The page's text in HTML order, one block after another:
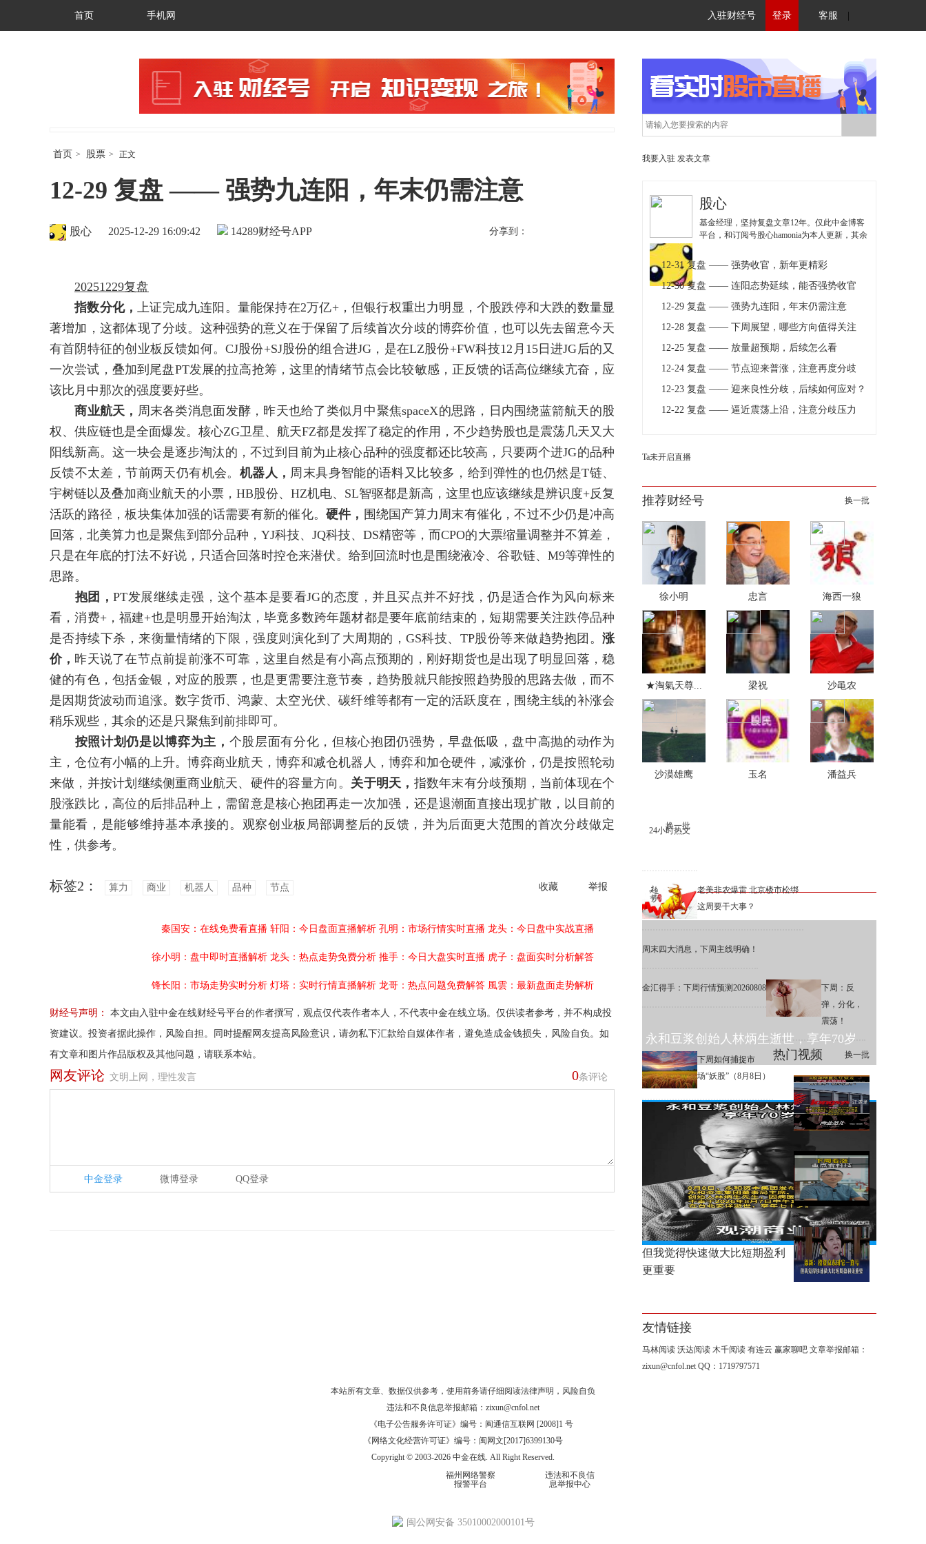
首页 手机网 入驻财经号 登录 客服
首页 > 股票 > 正文
12-29 复盘 —— 强势九连阳，年末仍需注意
财经号APP
股心 2025-12-29 16:09:42 14289 分享到：
20251229复盘
指数分化，上证完成九连阳。量能保持在2万亿+，但银行权重出力明显，个股跌停和大跌的数量显
著增加，这都体现了分歧。这种强势的意义在于保留了后续首次分歧的博弈价值，也可以先去留意今天
有首阴特征的创业板反馈如何。CJ股份+SJ股份的组合进JG，是在LZ股份+FW科技12月15日进JG后的又
一次尝试，叠加到尾盘PT发展的拉高抢筹，这里的情绪节点会比较敏感，正反馈的话高位继续亢奋，应
该比月中那次的强度要好些。
商业航天， 周末各类消息面发酵，昨天也给了类似月中聚焦spaceX的思路，日内围绕蓝箭航天的股
权、供应链也是全面爆发。核心ZG卫星、航天FZ都是发挥了稳定的作用，不少趋势股也是震荡几天又大
阳线新高。这一块会是逐步淘汰的，不过到目前为止核心品种的强度都还比较高，只要两个进JG的品种
反馈不太差，节前两天仍有机会。 机器人， 周末具身智能的语料又比较多，给到弹性的也仍然是T链、
宇树链以及叠加商业航天的小票，HB股份、HZ机电、SL智驱都是新高，这里也应该继续是辨识度+反复
活跃的路径，板块集体加强的话需要有新的催化。 硬件， 围绕国产算力周末有催化，不过不少仍是冲高
回落，北美算力也是聚焦到部分品种，YJ科技、JQ科技、DS精密等，而CPO的大票缩量调整并不算差，
只是在年底的打法不好说，只适合回落时控仓来潜伏。给到回流时也是围绕液冷、谷歌链、M9等弹性的
思路。
抱团，PT发展继续走强，这个基本是要看JG的态度，并且买点并不好找，仍是适合作为风向标来
看，消费+，福建+也是明显开始淘汰，毕竟多数跨年题材都是要年底前结束的，短期需要关注跌停品种
是否持续下杀，来衡量情绪的下限，强度则演化到了大周期的，GS科技、TP股份等来做趋势抱团。 涨
价， 昨天说了在节点前提前涨不可靠，这里自然是有小高点预期的，刚好期货也是出现了明显回落，稳
健的有色，包括金银，对应的股票，也是更需要注意节奏，趋势股就只能按照趋势股的思路去做，而不
是因期货波动而追涨。数字货币、鸿蒙、太空光伏、碳纤维等都有一定的活跃度在，围绕主线的补涨会
稍乐观些，其余的还是只聚焦到前排即可。
按照计划仍是以博弈为主， 个股层面有分化，但核心抱团仍强势，早盘低吸，盘中高抛的动作为
主，仓位有小幅的上升。博弈商业航天，博弈和减仓机器人，博弈和加仓硬件，减涨价，仍是按照轮动
来做，并按计划继续侧重商业航天、硬件的容量方向。 关于明天， 指数年末有分歧预期，当前体现在个
股涨跌比，高位的后排品种上，需留意是核心抱团再走一次加强，还是退潮面直接出现扩散，以目前的
量能看，是能够维持基本承接的。观察创业板局部调整后的反馈，并为后面更大范围的首次分歧做定
性，供参考。
收藏 举报
标签2： 算力 商业 机器人 品种 节点
秦国安：在线免费看直播 轩阳：今日盘面直播解析 孔明：市场行情实时直播 龙头：今日盘中实战直播
徐小明：盘中即时直播解析 龙头：热点走势免费分析 推手：今日大盘实时直播 虎子：盘面实时分析解答
锋长阳：市场走势实时分析 灯塔：实时行情直播解析 龙哥：热点问题免费解答 風雲：最新盘面走势解析
财经号声明：
本文由入驻中金在线财经号平台的作者撰写，观点仅代表作者本人，不代表中金在线立场。仅供读者参考，并不构成投
资建议。投资者据此操作，风险自担。同时提醒网友提高风险意识，请勿私下汇款给自媒体作者，避免造成金钱损失，风险自负。如
有文章和图片作品版权及其他问题，请联系本站。
0条评论
网友评论 文明上网，理性发言
中金登录 微博登录 QQ登录
我要入驻 发表文章
股心
基金经理，坚持复盘文章12年。仅此中金博客
平台，和订阅号股心hamonia为本人更新，其余
12-31 复盘 —— 强势收官，新年更精彩
12-30 复盘 —— 连阳态势延续，能否强势收官
12-29 复盘 —— 强势九连阳，年末仍需注意
12-28 复盘 —— 下周展望，哪些方向值得关注
12-25 复盘 —— 放量超预期，后续怎么看
12-24 复盘 —— 节点迎来普涨，注意再度分歧
12-23 复盘 —— 迎来良性分歧，后续如何应对？
12-22 复盘 —— 逼近震荡上沿，注意分歧压力
Ta未开启直播
推荐财经号 换一批
徐小明 忠言 海西一狼
★淘氣天尊... 梁祝 沙黾农
沙漠雄鹰 玉名 潘益兵
24小时热文
换一批
老美非农爆雷 北京楼市松绑
这周要干大事？
周末四大消息，下周主线明确！
金汇得手：下周行情预测20260808
下周：反
弹，分化，
震荡！
下周如何捕捉市
场“妖股”（8月8日）
热门视频 换一批
永和豆浆创始人林炳生逝世，享年70岁
A股存储巨头江波龙定增大幅溢
价，网友直呼：机构亏麻了！
下周大盘分析和交易策略！
徐新：投资京东时它一直亏，
但我觉得快速做大比短期盈利
更重要
友情链接
马林阅读 沃达阅读 木千阅读 有连云 赢家聊吧 文章举报邮箱：
zixun@cnfol.net QQ：1719797571
本站所有文章、数据仅供参考，使用前务请仔细阅读法律声明 ，风险自负
违法和不良信息举报邮箱： zixun@cnfol.net
《电子公告服务许可证》编号：闽通信互联网 [2008]1 号
《网络文化经营许可证》编号：闽网文[2017]6399130号
Copyright © 2003-2026 中金在线. All Right Reserved.
福州网络警察
报警平台
违法和不良信
息举报中心
闽公网安备 35010002000101号